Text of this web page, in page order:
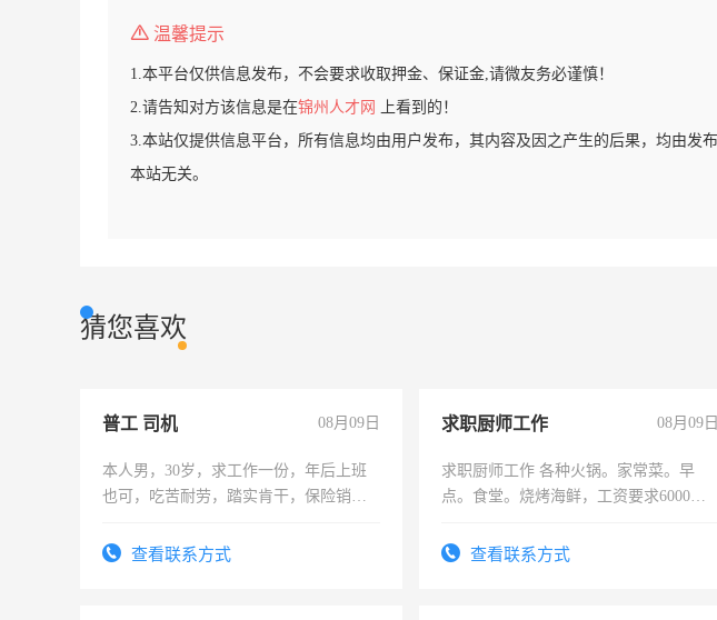
温馨提示
1.本平台仅供信息发布，不会要求收取押金、保证金,请微友务必谨慎！
2.请告知对方该信息是在锦州人才网
上看到的！
3.本站仅提供信息平台，所有信息均由用户发布，其内容及因之产生的后果，均由发
本站无关。
猜您喜欢
普工 司机 08月09日
本人男，30岁，求工作一份，年后上班
也可，吃苦耐劳，踏实肯干，保险销售
查看联系方式
求职厨师工作 08月09日
求职厨师工作 各种火锅。家常菜。早
点。食堂。烧烤海鲜，工资要求6000以
查看联系方式